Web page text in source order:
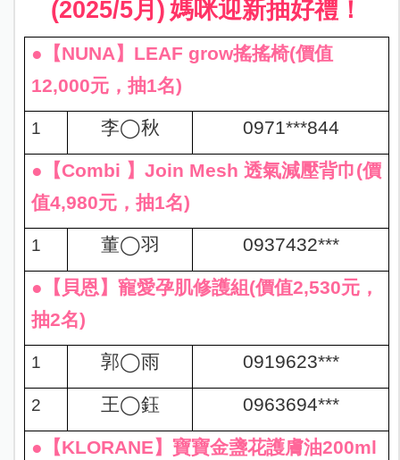
(2025/5月) 媽咪迎新抽好禮！
●【NUNA】LEAF grow搖搖椅(價值
12,000元，抽1名)
1 李◯秋
0971***844
●【Combi 】Join Mesh 透氣減壓背巾(價
值4,980元，抽1名)
1 董◯羽
0937432***
●【貝恩】寵愛孕肌修護組(價值2,530元，
抽2名)
1 郭◯雨 0919623***
2 王◯鈺
0963694***
●【KLORANE】寶寶金盞花護膚油200ml